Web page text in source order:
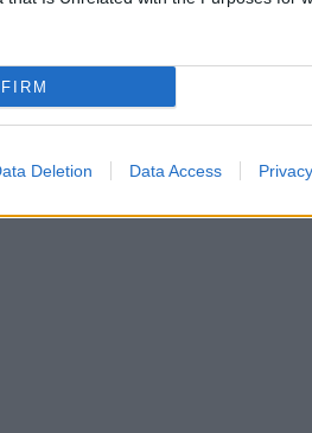
Deletion Data Access